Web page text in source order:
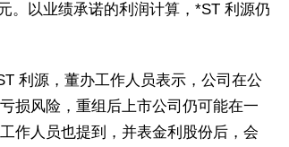
。以业绩承诺的利润计算，*ST 利源仍
利源，董办工作人员表示，公司在公
损风险，重组后上市公司仍可能在一
作人员也提到，并表金利股份后，会